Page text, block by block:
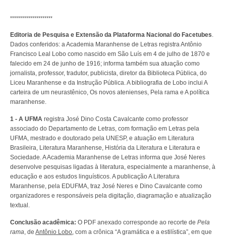
*********************
Editoria de Pesquisa e Extensão da Plataforma Nacional do Facetubes
Dados conferidos: a Academia Maranhense de Letras registra Antônio
Francisco Leal Lobo como nascido em São Luís em 4 de julho de 1870 e
falecido em 24 de junho de 1916; informa também sua atuação como
jornalista, professor, tradutor, publicista, diretor da Biblioteca Pública, do
Liceu Maranhense e da Instrução Pública. A bibliografia de Lobo inclui A
carteira de um neurastênico, Os novos atenienses, Pela rama e A política
maranhense.
1 - A UFMA registra José Dino Costa Cavalcante como professor
associado do Departamento de Letras, com formação em Letras pela
UFMA, mestrado e doutorado pela UNESP, e atuação em Literatura
Brasileira, Literatura Maranhense, História da Literatura e Literatura e
Sociedade. A Academia Maranhense de Letras informa que José Neres
desenvolve pesquisas ligadas à literatura, especialmente a maranhense, à
educação e aos estudos linguísticos. A publicação A Literatura
Maranhense, pela EDUFMA, traz José Neres e Dino Cavalcante como
organizadores e responsáveis pela digitação, diagramação e atualização
textual.
Conclusão acadêmica: O PDF anexado corresponde ao recorte dePela
rama , deAntônio Lobo , com a crônica “A gramática e a estilística”, em que